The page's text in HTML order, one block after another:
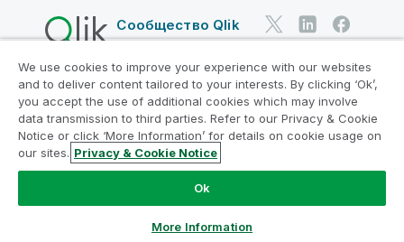
Сообщество Qlik
Юридические соглашения
Условия использования продуктов
Legal Policies
Юридические положения
Условия использования
Товарные знаки
Do Not Share My Info
© QlikTech International AB, 1993-2026. Все права
We use cookies to improve your experience with our websites
and to deliver content tailored to your interests. By clicking ‘Ok’,
you accept the use of additional cookies which may involve
data transmission to third parties. Refer to our Privacy & Cookie
Notice or click ‘More Information’ for details on cookie usage on
our sites. Privacy & Cookie Notice
Ok
More Information